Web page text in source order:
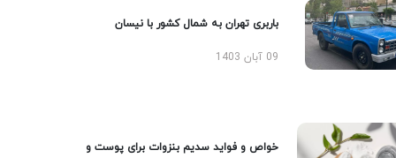
باربری تهران به شمال کشور با نیسان
09 آبان 1403
خواص و فواید سدیم بنزوات برای پوست و